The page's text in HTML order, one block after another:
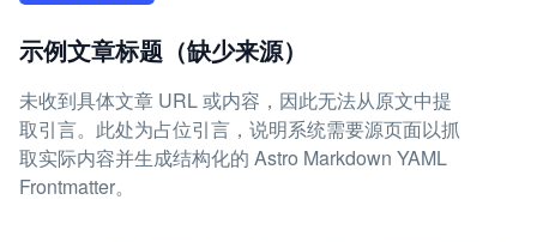
示例文章标题（缺少来源）
未收到具体文章 URL 或内容，因此无法从原文中提
取引言。此处为占位引言，说明系统需要源页面以抓
取实际内容并生成结构化的 Astro Markdown YAML
Frontmatter。